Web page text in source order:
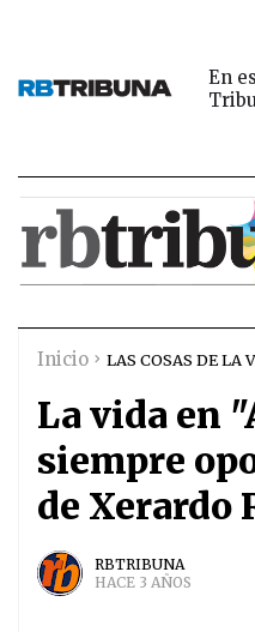
En
Inicio LAS COSAS DE LA
La vida en
siempre
de Xerardo
RBTRIBUNA
HACE 3 AÑOS